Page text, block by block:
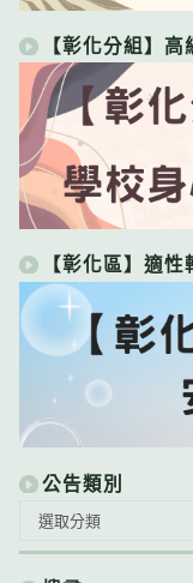
【彰化分組】
【彰化區】適
公告類別
類
別
選取分類